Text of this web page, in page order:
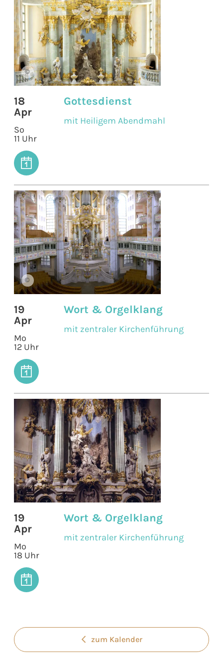
©
18
Apr
So
11 Uhr
Gottesdienst
mit Heiligem Abendmahl
©
19
Apr
Mo
12 Uhr
Wort & Orgelklang
mit zentraler Kirchenführung
19
Apr
Mo
18 Uhr
Wort & Orgelklang
mit zentraler Kirchenführung
zum Kalender